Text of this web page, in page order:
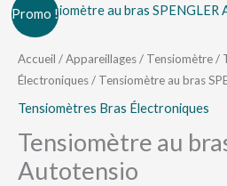
Promo !
Accueil /Appareillages/ Tensiomètre/
Électroniques/ Tensiomètre au bras
Tensiomètres Bras Électroniques
Tensiomètre au
Autotensio
Le
prix
initial
était :
quantité
de
Tensiomètre
au
bras
Autotensio